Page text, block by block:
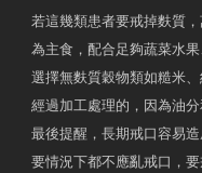
若這幾類患者要戒掉麩質
為主食，配合足夠蔬菜水
選擇無麩質穀物類如糙米
經過加工處理的，因為油
最後提醒，長期戒口容易
要情況下都不應亂戒口，